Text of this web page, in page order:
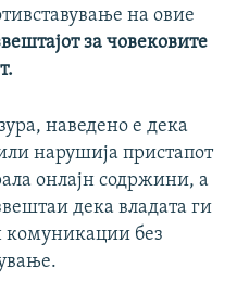
на овие
за човековите
наведено е дека
нарушија пристапот
онлајн содржини, а
дека владата ги
комуникации без